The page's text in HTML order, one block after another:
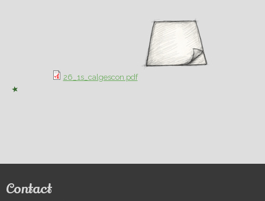
26_1s_calgescon.pdf
Contact